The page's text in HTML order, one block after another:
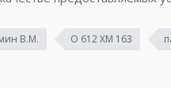
В.М. О 612 ХМ 163